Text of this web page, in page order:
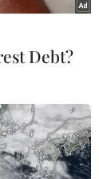
Debt?